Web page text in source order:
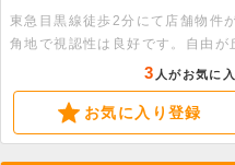
東急目黒線徒歩2分にて店舗物件
角地で視認性は良好です。自由
個人の方も出店しやすい物件と
3 人がお気に
お気に入り登録